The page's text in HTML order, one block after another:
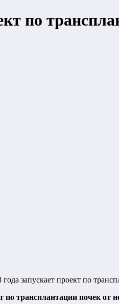
по
года запускает проект по
трансплантации почек от